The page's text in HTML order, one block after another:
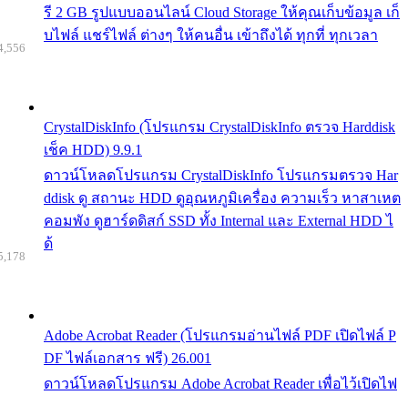
รี 2 GB รูปแบบออนไลน์ Cloud Storage ให้คุณเก็บข้อมูล เก็
บไฟล์ แชร์ไฟล์ ต่างๆ ให้คนอื่น เข้าถึงได้ ทุกที่ ทุกเวลา
CrystalDiskInfo (โปรแกรม CrystalDiskInfo ตรวจ Harddisk
เช็ค HDD) 9.9.1
ดาวน์โหลดโปรแกรม CrystalDiskInfo โปรแกรมตรวจ Har
ddisk ดู สถานะ HDD ดูอุณหภูมิเครื่อง ความเร็ว หาสาเหต
คอมพัง ดูฮาร์ดดิสก์ SSD ทั้ง Internal และ External HDD ไ
ด้
Adobe Acrobat Reader (โปรแกรมอ่านไฟล์ PDF เปิดไฟล์ P
DF ไฟล์เอกสาร ฟรี) 26.001
ดาวน์โหลดโปรแกรม Adobe Acrobat Reader เพื่อไว้เปิดไฟ